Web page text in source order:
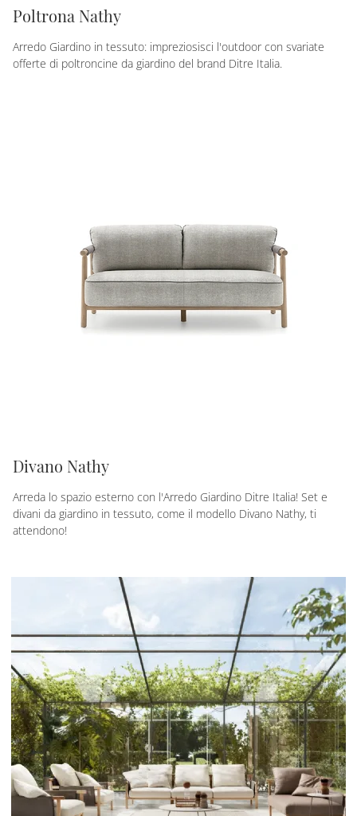
Poltrona Nathy
Arredo Giardino in tessuto: impreziosisci l'outdoor con svariate
offerte di poltroncine da giardino del brand Ditre Italia.
Divano Nathy
Arreda lo spazio esterno con l'Arredo Giardino Ditre Italia! Set e
divani da giardino in tessuto, come il modello Divano Nathy, ti
attendono!